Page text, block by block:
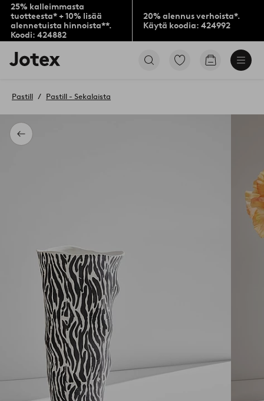
25% kalleimmasta
tuotteesta* + 10% lisää
alennetuista hinnoista**.
Koodi: 424882
20% alennus verhoista*.
Käytä koodia: 424992
Jotex-
logo
aloitussivulle
Siirry
Siirry
Takaisin
Pastill Pastill - Sekalaista